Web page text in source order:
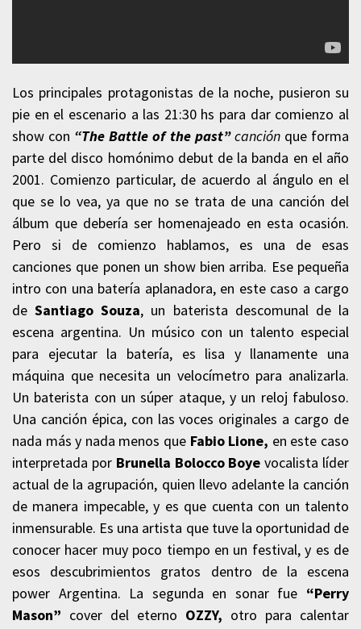
Los principales protagonistas de la noche, pusieron su
pie en el escenario a las 21:30 hs para dar comienzo al
show con “The Battle of the past”canciónque forma
parte del disco homónimo debut de la banda en el año
2001. Comienzo particular, de acuerdo al ángulo en el
que se lo vea, ya que no se trata de una canción del
álbum que debería ser homenajeado en esta ocasión.
Pero si de comienzo hablamos, es una de esas
canciones que ponen un show bien arriba. Ese pequeña
intro con una batería aplanadora, en este caso a cargo
deSantiago Souza, un baterista descomunal de la
escena argentina. Un músico con un talento especial
para ejecutar la batería, es lisa y llanamente una
máquina que necesita un velocímetro para analizarla.
Un baterista con un súper ataque, y un reloj fabuloso.
Una canción épica, con las voces originales a cargo de
nada más y nada menos que Fabio Lione, en este caso
interpretada por Brunella Bolocco Boyevocalista líder
actual de la agrupación, quien llevo adelante la canción
de manera impecable, y es que cuenta con un talento
inmensurable. Es una artista que tuve la oportunidad de
conocer hacer muy poco tiempo en un festival, y es de
esos descubrimientos gratos dentro de la escena
power Argentina. La segunda en sonar fue “Perry
Mason” cover del eterno OZZY, otro para calentar